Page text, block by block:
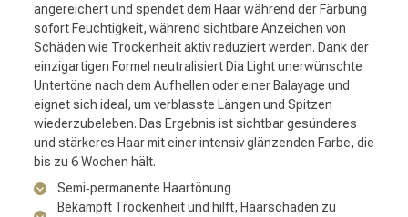
angereichert und spendet dem Haar während der Färbung
sofort Feuchtigkeit, während sichtbare Anzeichen von
Schäden wie Trockenheit aktiv reduziert werden. Dank der
einzigartigen Formel neutralisiert Dia Light unerwünschte
Untertöne nach dem Aufhellen oder einer Balayage und
eignet sich ideal, um verblasste Längen und Spitzen
wiederzubeleben. Das Ergebnis ist sichtbar gesünderes
und stärkeres Haar mit einer intensiv glänzenden Farbe, die
bis zu 6 Wochen hält.
Semi‑permanente Haartönung
Bekämpft Trockenheit und hilft, Haarschäden zu